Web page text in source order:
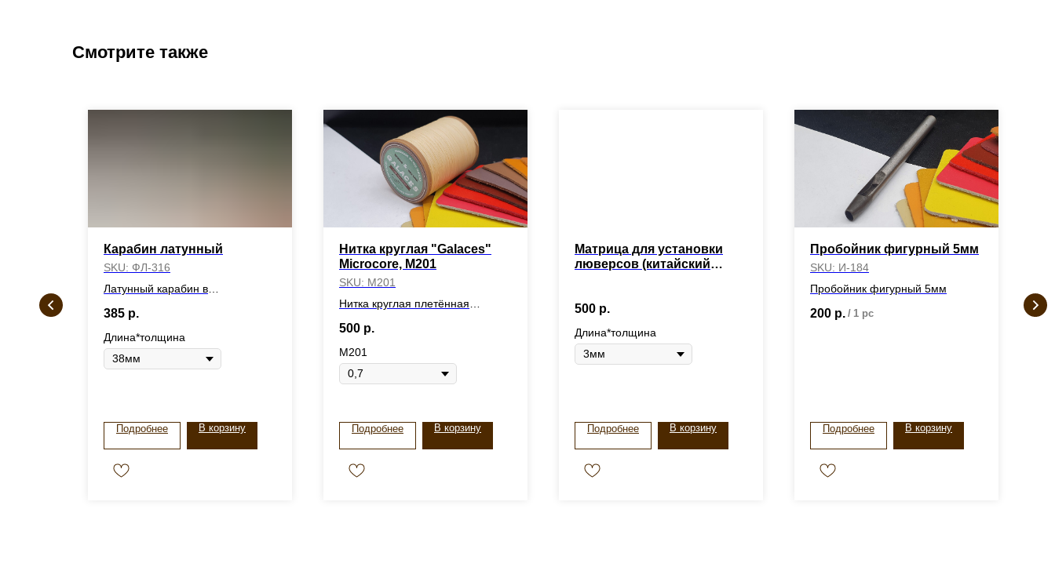
Смотрите также
Карабин латунный
SKU: ФЛ-316
Латунный карабин в
385 р.
Длина*толщина
Подробнее В корзину
Нитка круглая "Galaces"
Microcore, М201
SKU: М201
Нитка круглая плетённая
500 р.
М201
Подробнее В корзину
Матрица для установки
люверсов (китайский
500 р.
Длина*толщина
Подробнее В корзину
Пробойник фигурный 5мм
SKU: И-184
Пробойник фигурный 5мм
200 р. / 1 pc
Подробнее В корзину